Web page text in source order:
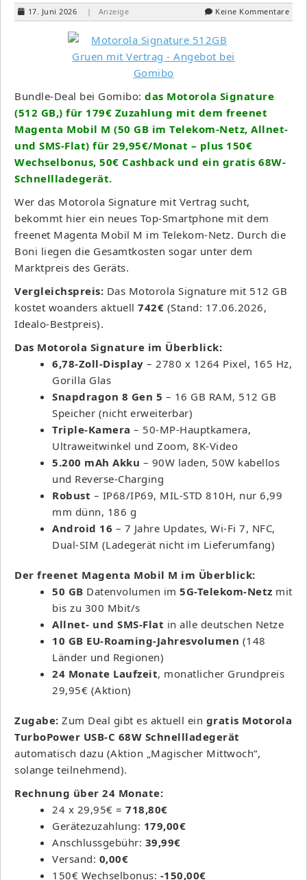
17. Juni 2026 | Anzeige Keine Kommentare
Bundle-Deal bei Gomibo: das Motorola Signature
(512 GB,) für 179€ Zuzahlung mit dem freenet
Magenta Mobil M (50 GB im Telekom-Netz, Allnet-
und SMS-Flat) für 29,95€/Monat – plus 150€
Wechselbonus, 50€ Cashback und ein gratis 68W-
Schnellladegerät.
Wer das Motorola Signature mit Vertrag sucht,
bekommt hier ein neues Top-Smartphone mit dem
freenet Magenta Mobil M im Telekom-Netz. Durch die
Boni liegen die Gesamtkosten sogar unter dem
Marktpreis des Geräts.
Vergleichspreis: Das Motorola Signature mit 512 GB
kostet woanders aktuell 742€ (Stand: 17.06.2026,
Idealo-Bestpreis).
Das Motorola Signature im Überblick:
6,78-Zoll-Display – 2780 x 1264 Pixel, 165 Hz,
Gorilla Glas
Snapdragon 8 Gen 5 – 16 GB RAM, 512 GB
Speicher (nicht erweiterbar)
Triple-Kamera – 50-MP-Hauptkamera,
Ultraweitwinkel und Zoom, 8K-Video
5.200 mAh Akku – 90W laden, 50W kabellos
und Reverse-Charging
Robust – IP68/IP69, MIL-STD 810H, nur 6,99
mm dünn, 186 g
Android 16 – 7 Jahre Updates, Wi-Fi 7, NFC,
Dual-SIM (Ladegerät nicht im Lieferumfang)
Der freenet Magenta Mobil M im Überblick:
50 GB Datenvolumen im 5G-Telekom-Netz mit
bis zu 300 Mbit/s
Allnet- und SMS-Flat in alle deutschen Netze
10 GB EU-Roaming-Jahresvolumen (148
Länder und Regionen)
24 Monate Laufzeit, monatlicher Grundpreis
29,95€ (Aktion)
Zugabe: Zum Deal gibt es aktuell ein gratis Motorola
TurboPower USB-C 68W Schnellladegerät
automatisch dazu (Aktion „Magischer Mittwoch“,
solange teilnehmend).
Rechnung über 24 Monate:
24 x 29,95€ = 718,80€
Gerätezuzahlung: 179,00€
Anschlussgebühr: 39,99€
Versand: 0,00€
150€ Wechselbonus: -150,00€